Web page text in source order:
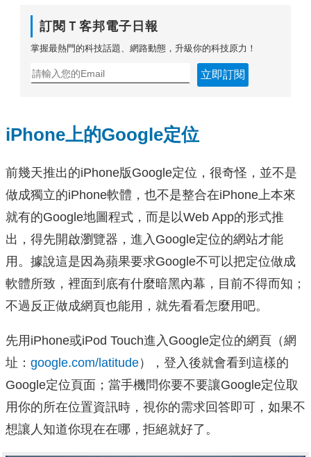
訂閱Ｔ客邦電子日報
掌握最熱門的科技話題、網路動態，升級你的科技原力！
立即訂閱
iPhone上的Google定位
前幾天推出的iPhone版Google定位，很奇怪，並不是
做成獨立的iPhone軟體，也不是整合在iPhone上本來
就有的Google地圖程式，而是以Web App的形式推
出，得先開啟瀏覽器，進入Google定位的網站才能
用。據說這是因為蘋果要求Google不可以把定位做成
軟體所致，裡面到底有什麼暗黑內幕，目前不得而知；
不過反正做成網頁也能用，就先看看怎麼用吧。
先用iPhone或iPod Touch進入Google定位的網頁（網
址： google.com/latitude），登入後就會看到這樣的
Google定位頁面；當手機問你要不要讓Google定位取
用你的所在位置資訊時，視你的需求回答即可，如果不
想讓人知道你現在在哪，拒絕就好了。